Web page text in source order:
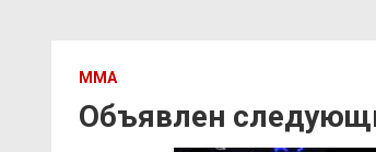
ММА
Объявлен